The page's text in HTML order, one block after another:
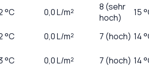
°C 0,0L/m²
8 (sehr
hoch)
15
°C 0,0L/m² 7 (hoch) 14
°C 0,0L/m² 7 (hoch) 14